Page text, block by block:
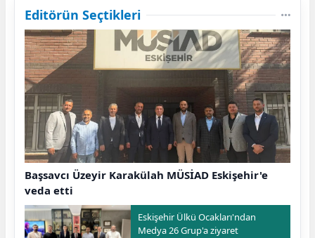
Editörün Seçtikleri
Başsavcı Üzeyir Karakülah MÜSİAD Eskişehir'e
veda etti
Eskişehir Ülkü Ocakları'ndan
Medya 26 Grup'a ziyaret